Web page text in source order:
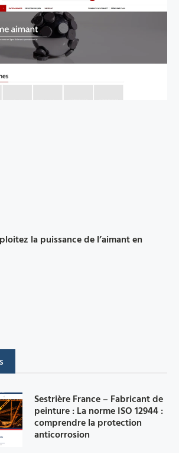
la puissance de l’aimant en
Sestrière France – Fabricant de
peinture : La norme ISO 12944 :
comprendre la protection
anticorrosion